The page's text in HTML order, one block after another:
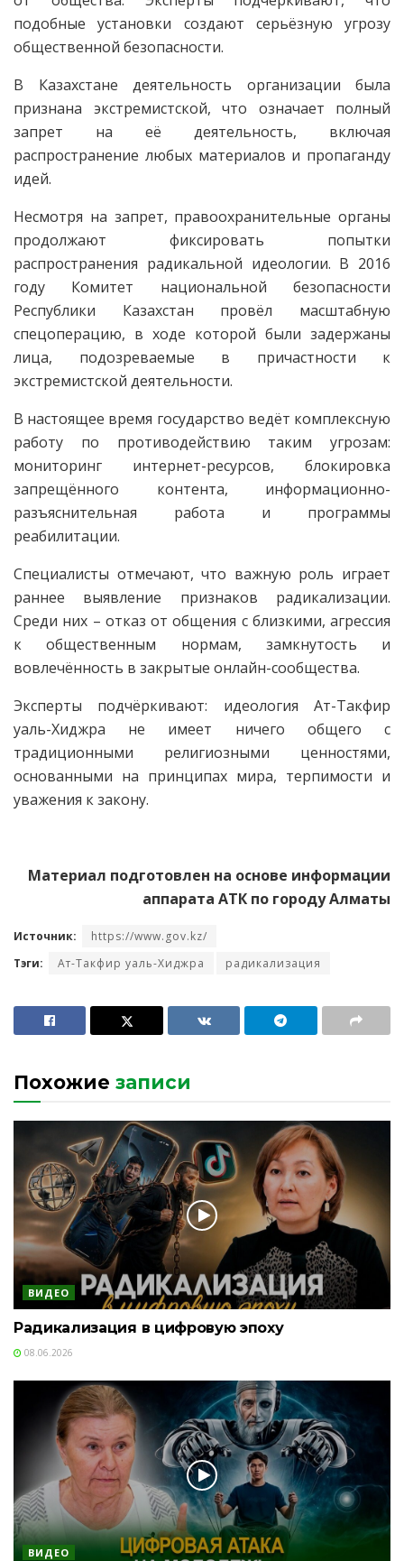
подобные установки создают серьёзную угрозу
общественной безопасности.
В Казахстане деятельность организации была
признана экстремистской, что означает полный
запрет на её деятельность, включая
распространение любых материалов и пропаганду
идей.
Несмотря на запрет, правоохранительные органы
продолжают фиксировать попытки
распространения радикальной идеологии. В 2016
году Комитет национальной безопасности
Республики Казахстан провёл масштабную
спецоперацию, в ходе которой были задержаны
лица, подозреваемые в причастности к
экстремистской деятельности.
В настоящее время государство ведёт комплексную
работу по противодействию таким угрозам:
мониторинг интернет-ресурсов, блокировка
запрещённого контента, информационно-
разъяснительная работа и программы
реабилитации.
Специалисты отмечают, что важную роль играет
раннее выявление признаков радикализации.
Среди них – отказ от общения с близкими, агрессия
к общественным нормам, замкнутость и
вовлечённость в закрытые онлайн-сообщества.
Эксперты подчёркивают: идеология Ат-Такфир
уаль-Хиджра не имеет ничего общего с
традиционными религиозными ценностями,
основанными на принципах мира, терпимости и
уважения к закону.
Материал подготовлен на основе информации
аппарата АТК по городу Алматы
Источник:
https://www.gov.kz/
Тэги:
Ат-Такфир уаль-Хиджра радикализация
Похожие записи
ВИДЕО
Радикализация в цифровую эпоху
08.06.2026
ВИДЕО